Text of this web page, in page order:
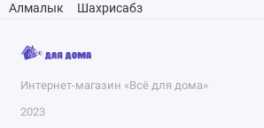
Алмалык
Шахрисабз
Интернет-магазин «Всё для дома»
2023